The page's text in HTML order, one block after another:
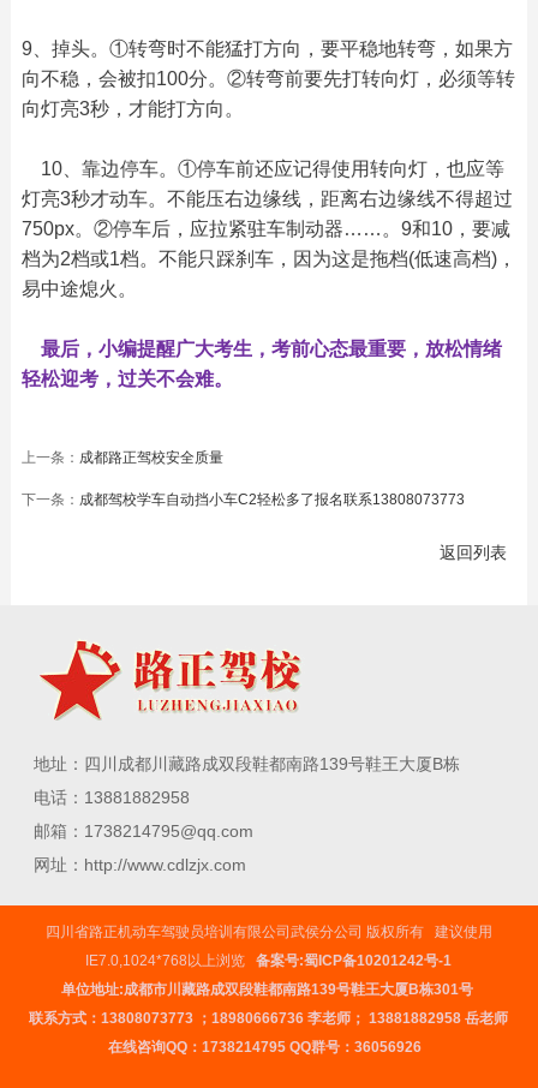
9、掉头。①转弯时不能猛打方向，要平稳地转弯，如果方
向不稳，会被扣100分。②转弯前要先打转向灯，必须等转
向灯亮3秒，才能打方向。
10、靠边停车。①停车前还应记得使用转向灯，也应等
灯亮3秒才动车。不能压右边缘线，距离右边缘线不得超过
750px。②停车后，应拉紧驻车制动器……。9和10，要减
档为2档或1档。不能只踩刹车，因为这是拖档(低速高档)，
易中途熄火。
最后，小编提醒广大考生，考前心态最重要，放松情绪
轻松迎考，过关不会难。
上一条： 成都路正驾校安全质量
下一条： 成都驾校学车自动挡小车C2轻松多了报名联系13808073773
返回列表
地址：四川成都川藏路成双段鞋都南路139号鞋王大厦B栋
电话：13881882958
邮箱：1738214795@qq.com
网址：http://www.cdlzjx.com
四川省路正机动车驾驶员培训有限公司武侯分公司 版权所有 建议使用
IE7.0,1024*768以上浏览备案号:蜀ICP备10201242号-1
单位地址:成都市川藏路成双段鞋都南路139号鞋王大厦B栋301号
联系方式：13808073773 ；18980666736 李老师；13881882958 岳老师
在线咨询QQ：1738214795 QQ群号：36056926